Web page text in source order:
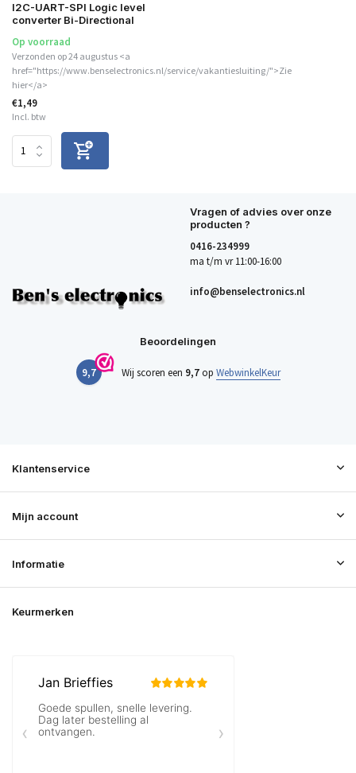
I2C-UART-SPI Logic level
converter Bi-Directional
Op voorraad
Verzonden op 24 augustus <a
href="https://www.benselectronics.nl/service/vakantiesluiting/">Zie
hier</a>
€1,49
Incl. btw
Vragen of advies over onze
producten ?
0416-234999
ma t/m vr 11:00-16:00
info@benselectronics.nl
Beoordelingen
9,7 Wij scoren een 9,7op WebwinkelKeur
Klantenservice
Mijn account
Informatie
Keurmerken